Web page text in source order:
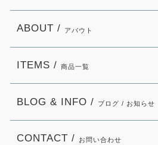
ABOUT / アバウト
ITEMS / 商品一覧
BLOG & INFO / ブログ / お知らせ
CONTACT / お問い合わせ